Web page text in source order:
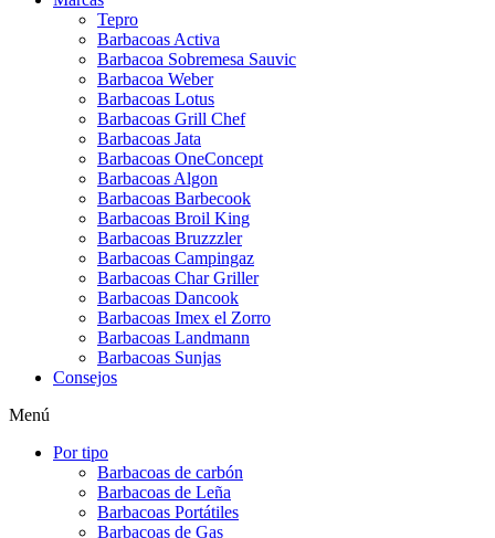
Tepro
Barbacoas Activa
Barbacoa Sobremesa Sauvic
Barbacoa Weber
Barbacoas Lotus
Barbacoas Grill Chef
Barbacoas Jata
Barbacoas OneConcept
Barbacoas Algon
Barbacoas Barbecook
Barbacoas Broil King
Barbacoas Bruzzzler
Barbacoas Campingaz
Barbacoas Char Griller
Barbacoas Dancook
Barbacoas Imex el Zorro
Barbacoas Landmann
Barbacoas Sunjas
Consejos
Menú
Por tipo
Barbacoas de carbón
Barbacoas de Leña
Barbacoas Portátiles
Barbacoas de Gas